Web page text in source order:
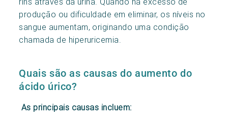
produção ou dificuldade em eliminar, os níveis no
sangue aumentam, originando uma condição
chamada de hiperuricemia.
Quais são as causas do aumento do
ácido úrico?
As principais causas incluem: